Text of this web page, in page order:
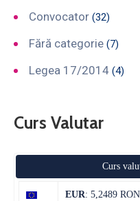
Convocator (32)
Fără categorie (7)
Legea 17/2014 (4)
Curs Valutar
Curs
EUR: 5,2489 RON